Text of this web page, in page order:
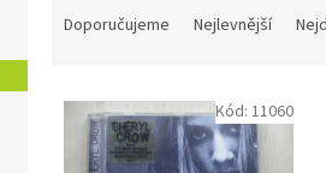
n
Doporučujeme Nejlevnější
V
Kód: 11060